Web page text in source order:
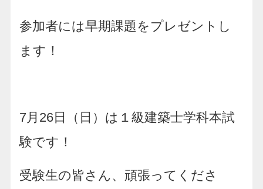
参加者には早期課題をプレゼントし
ます！
7月26日（日）は１級建築士学科本試
験です！
受験生の皆さん、頑張ってくださ